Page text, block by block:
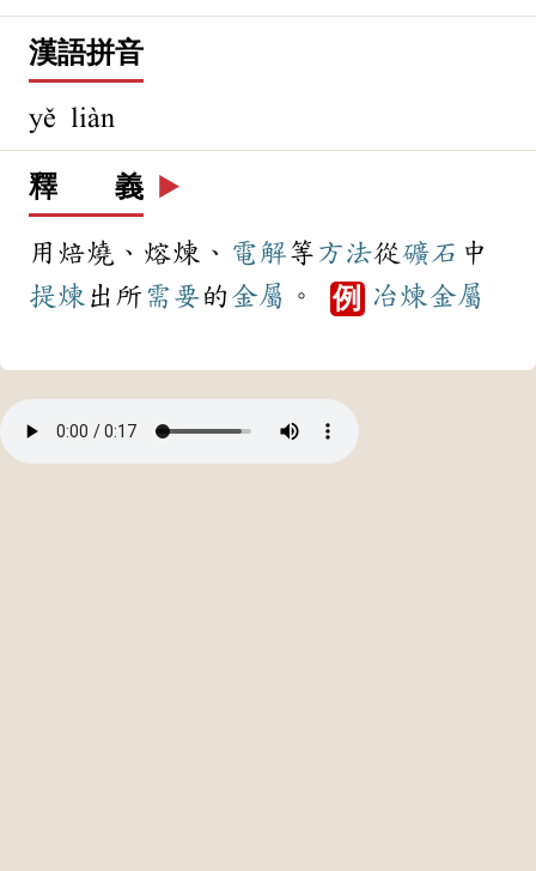
漢語拼音
yě liàn
釋 義 ▶️
用焙燒、熔煉、 電解等 方法從 礦石 中
提煉 出所 需要的 金屬 。 例 冶煉金屬